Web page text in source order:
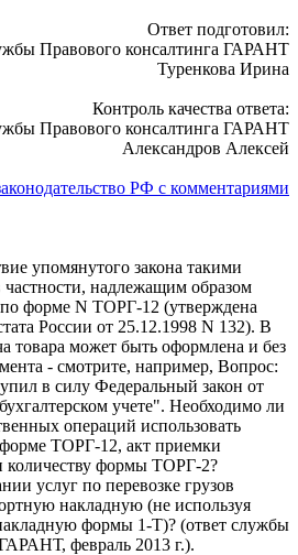
Ответ подготовил:
Правового консалтинга ГАРАНТ
Туренкова Ирина
Контроль качества ответа:
Правового консалтинга ГАРАНТ
Александров Алексей
РФ с комментариями
упомянутого закона такими
частности, надлежащим образом
форме N ТОРГ-12 (утверждена
России от 25.12.1998 N 132). В
товара может быть оформлена и без
- смотрите, например, Вопрос:
в силу Федеральный закон от
учете". Необходимо ли
операций использовать
ТОРГ-12, акт приемки
количеству формы ТОРГ-2?
услуг по перевозке грузов
накладную (не используя
формы 1-Т)? (ответ службы
февраль 2013 г.).